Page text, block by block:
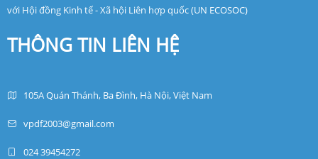
với Hội đồng Kinh tế - Xã hội Liên hợp quốc (UN ECOSOC)
THÔNG TIN LIÊN HỆ
105A Quán Thánh, Ba Đình, Hà Nội, Việt Nam
vpdf2003@gmail.com
024 39454272